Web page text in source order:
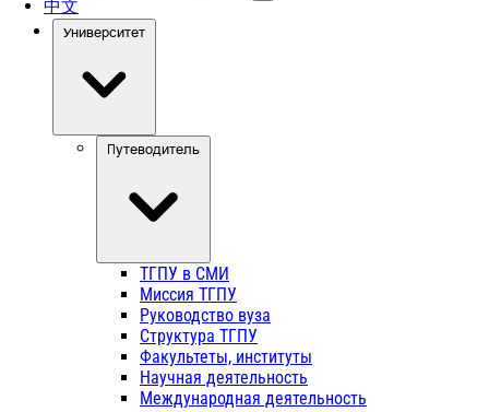
中文
Университет
Путеводитель
ТГПУ в СМИ
Миссия ТГПУ
Руководство вуза
Структура ТГПУ
Факультеты, институты
Научная деятельность
Международная деятельность